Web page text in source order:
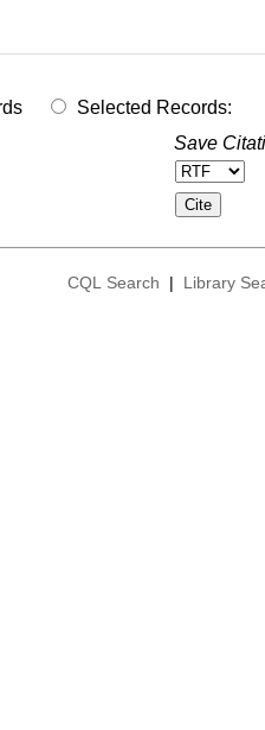
Selected Records:
Save
CQL Search | Library